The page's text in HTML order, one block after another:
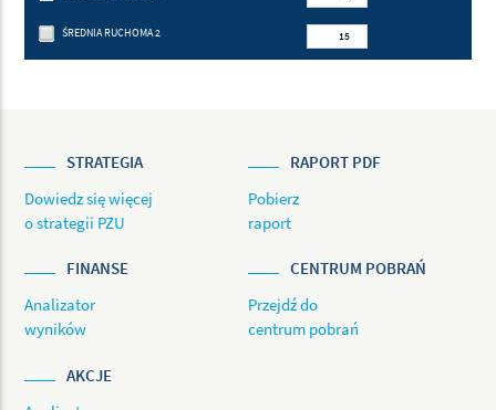
ŚREDNIA RUCHOMA 2
STRATEGIA
Dowiedz się więcej
o strategii PZU
RAPORT PDF
Pobierz
raport
FINANSE
Analizator
wyników
CENTRUM POBRAŃ
Przejdź do
centrum pobrań
AKCJE